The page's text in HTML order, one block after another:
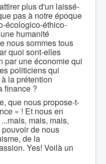
plus d'un laissé-
pas à notre époque
écologico-éthico-
humanité
nous sommes tous
quoi sont-elles
par une économie qui
politiciens qui
la prétention
finance ?
que nous propose-t-
» ! Et nous en
mais, mais,
de nous
de la
Yes! Voilà un